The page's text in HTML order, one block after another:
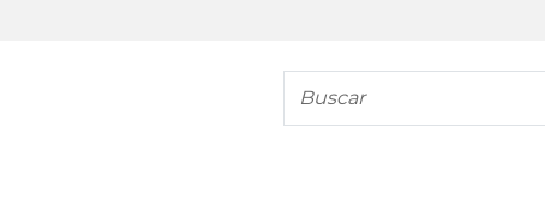
Busca tu neumático